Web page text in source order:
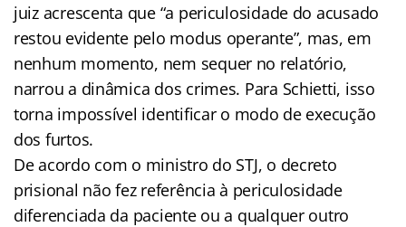
juiz acrescenta que “a periculosidade do acusado
restou evidente pelo modus operante”, mas, em
nenhum momento, nem sequer no relatório,
narrou a dinâmica dos crimes. Para Schietti, isso
torna impossível identificar o modo de execução
dos furtos.
De acordo com o ministro do STJ, o decreto
prisional não fez referência à periculosidade
diferenciada da paciente ou a qualquer outro